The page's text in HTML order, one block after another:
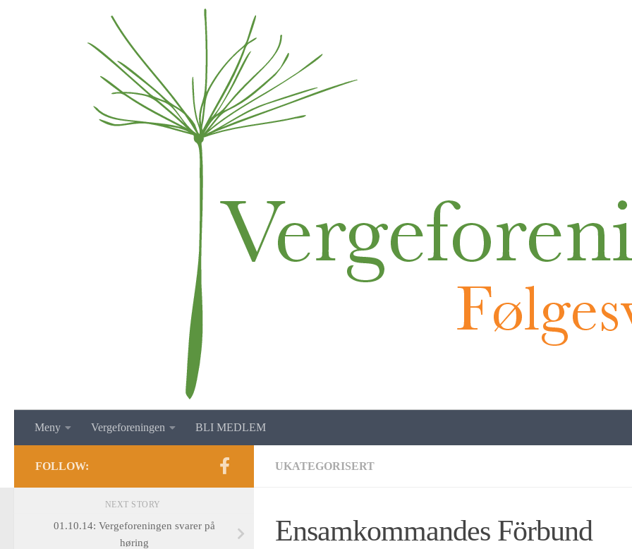
Meny Vergeforeningen BLI MEDLEM
UKATEGORISERT
Ensamkommandes Förbund
FOLLOW:
NEXT STORY
01.10.14: Vergeforeningen svarer på
høring